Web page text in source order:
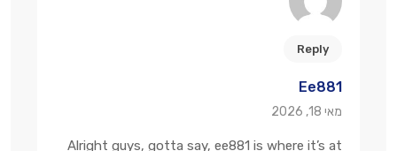
Reply
Ee881
מאי 18, 2026
Alright guys, gotta say, ee881 is where it’s at